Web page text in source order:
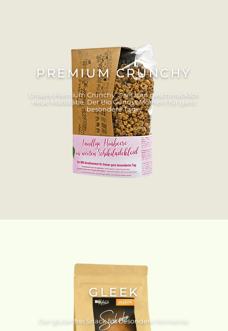
PREMIUM CRUNCHY
Unsere Premium Crunchy´s setzten geschmacklich
neue Maßstäbe. Der Bio Genuss Moment für ganz
besondere Tage.
GLEEK
Der glutenfrei Snack für besondere Momente.